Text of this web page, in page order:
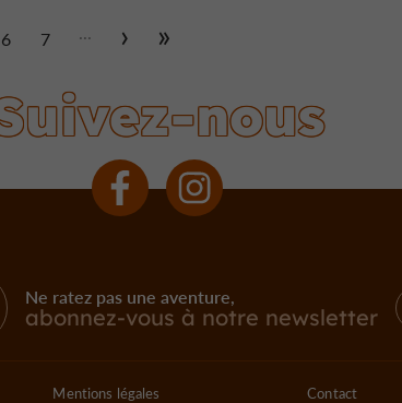
6 7 ...
nous
Ne ratez pas une aventure,
abonnez-vous à notre newsletter
Mentions légales Contact